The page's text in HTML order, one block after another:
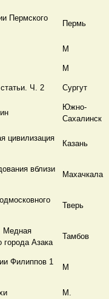
Пермского
Пермь
М
М
Ч. 2 Сургут
Южно-
Сахалинск
цивилизация
Казань
вблизи
Махачкала
Тверь
Медная
города Азака
Тамбов
Филиппов 1
М
М.